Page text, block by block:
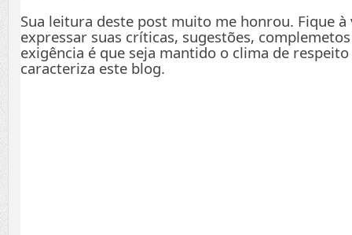
Sua leitura deste post muito me honrou. Fique à
expressar suas críticas, sugestões,
exigência é que seja mantido o clima de
caracteriza este blog.